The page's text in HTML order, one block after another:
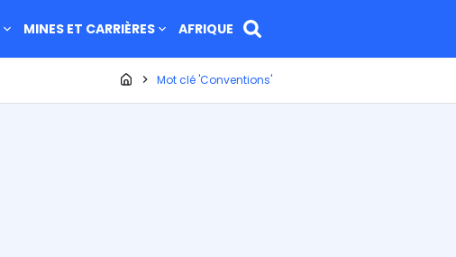
MINES ET CARRIÈRES AFRIQUE
Page d'accueil
Mot clé 'Conventions'